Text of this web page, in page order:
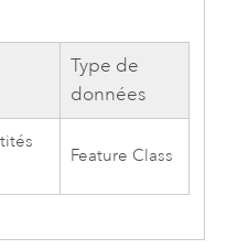
Type de
données
Feature Class